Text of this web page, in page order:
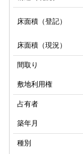
床面積（登記）
床面積（現況）
間取り
敷地利用権
占有者
築年月
種別